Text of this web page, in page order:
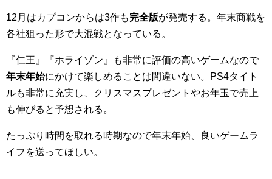
12月はカプコンからは3作も完全版が発売する。年末商戦を
各社狙った形で大混戦となっている。
『仁王』『ホライゾン』も非常に評価の高いゲームなので
年末年始にかけて楽しめることは間違いない。PS4タイト
ルも非常に充実し、クリスマスプレゼントやお年玉で売上
も伸びると予想される。
たっぷり時間を取れる時期なので年末年始、良いゲームラ
イフを送ってほしい。